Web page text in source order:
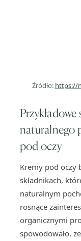
Źródło: https://
naturalnego
pod oczy
Kremy pod oczy
składnikach,
naturalnym
rosnące
organicznymi
spowodowało,